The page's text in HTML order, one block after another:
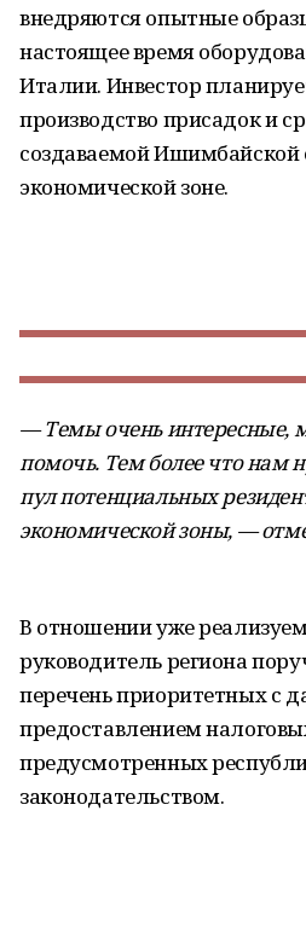
внедряются опытные
настоящее время
Италии. Инвестор
производство присадок и
создаваемой Ишимбайской
экономической зоне.
— Темы очень интересные,
помочь. Тем более что нам
пул потенциальных
экономической зоны, —
В отношении уже
руководитель региона
перечень приоритетных с
предоставлением
предусмотренных
законодательством.